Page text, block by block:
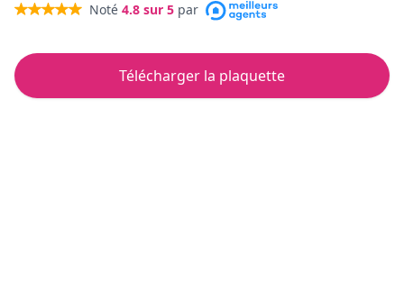
Noté 4.8 sur 5 par
Télécharger la plaquette